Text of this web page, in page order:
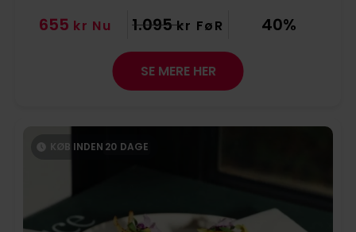
655 kr Nu 1.095 kr FøR 40%
SE MERE HER
KØB INDEN 20 DAGE